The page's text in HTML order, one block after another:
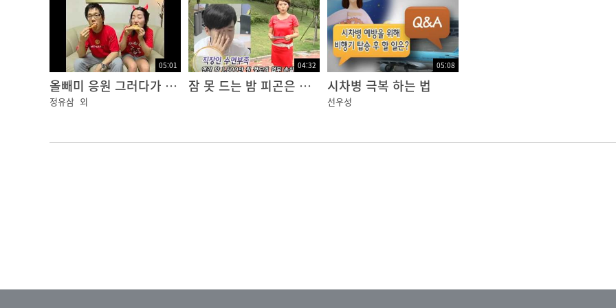
05:01
올빼미 응원 그러다가 큰일나요~
정유삼 외
04:32
잠 못 드는 밤 피곤은 내리고
05:08
시차병 극복 하는 법
선우성